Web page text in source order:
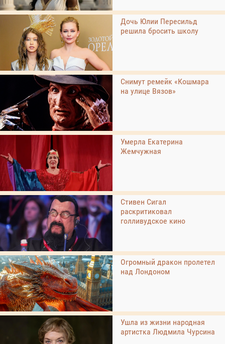
Дочь Юлии Пересильд
решила бросить школу
Снимут ремейк «Кошмара
на улице Вязов»
Умерла Екатерина
Жемчужная
Стивен Сигал
раскритиковал
голливудское кино
Огромный дракон пролетел
над Лондоном
Ушла из жизни народная
артистка Людмила Чурсина